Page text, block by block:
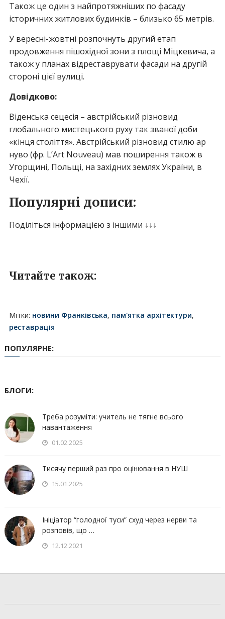
Також це один з найпротяжніших по фасаду
історичних житлових будинків – близько 65 метрів.
У вересні-жовтні розпочнуть другий етап
продовження пішохідної зони з площі Міцкевича, а
також у планах відреставрувати фасади на другій
стороні цієї вулиці.
Довідково:
Віденська сецесія – австрійський різновид
глобального мистецького руху так званої доби
«кінця століття». Австрійський різновид стилю ар
нуво (фр. L’Art Nouveau) мав поширення також в
Угорщині, Польщі, на західних землях України, в
Чехії.
Популярні дописи:
Поділіться інформацією з іншими ↓↓↓
Читайте також:
Мітки: новини Франківська, пам'ятка архітектури,
реставрація
ПОПУЛЯРНЕ:
БЛОГИ:
Треба розуміти: учитель не тягне всього
навантаження
01.02.2025
Тисячу перший раз про оцінювання в НУШ
15.01.2025
Ініціатор “голодної туси” схуд через нерви та
розповів, що …
12.12.2021